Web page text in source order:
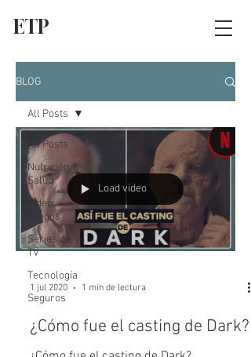
ETP
BLOG
All Posts
Nutrición &
Salud
Video
Juegos
Series de
TV
Tecnología
Seguros
All Posts
Load video
1 jul 2020 1 min de lectura
¿Cómo fue el casting de Dark?